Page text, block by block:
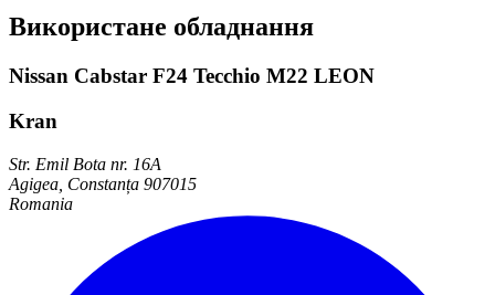
Використане обладнання
Nissan Cabstar F24 Tecchio M22 LEON
Kran
Str. Emil Bota nr. 16A
Agigea, Constanța 907015
Romania